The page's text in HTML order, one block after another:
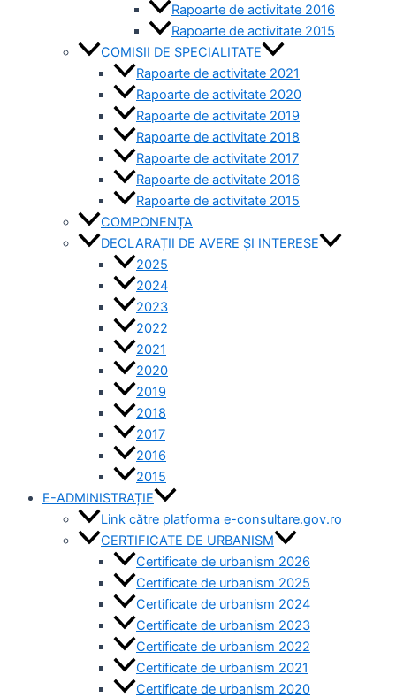
Rapoarte de activitate 2016
Rapoarte de activitate 2015
COMISII DE SPECIALITATE
Rapoarte de activitate 2021
Rapoarte de activitate 2020
Rapoarte de activitate 2019
Rapoarte de activitate 2018
Rapoarte de activitate 2017
Rapoarte de activitate 2016
Rapoarte de activitate 2015
COMPONENȚA
DECLARAȚII DE AVERE ȘI INTERESE
2025
2024
2023
2022
2021
2020
2019
2018
2017
2016
2015
E-ADMINISTRAȚIE
Link către platforma e-consultare.gov.ro
CERTIFICATE DE URBANISM
Certificate de urbanism 2026
Certificate de urbanism 2025
Certificate de urbanism 2024
Certificate de urbanism 2023
Certificate de urbanism 2022
Certificate de urbanism 2021
Certificate de urbanism 2020